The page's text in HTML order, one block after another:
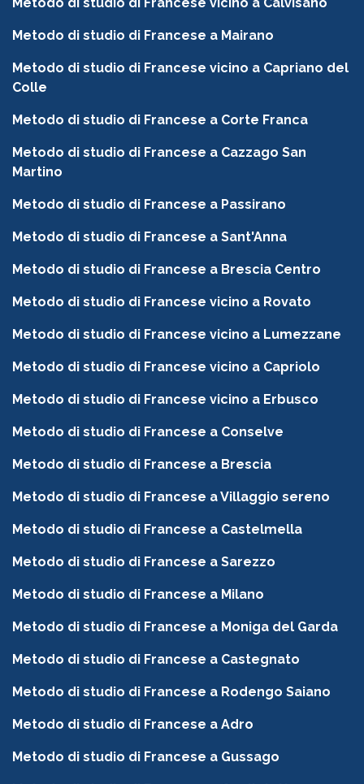
Metodo di studio di Francese a Mairano
Metodo di studio di Francese vicino a Capriano del
Colle
Metodo di studio di Francese a Corte Franca
Metodo di studio di Francese a Cazzago San
Martino
Metodo di studio di Francese a Passirano
Metodo di studio di Francese a Sant'Anna
Metodo di studio di Francese a Brescia Centro
Metodo di studio di Francese vicino a Rovato
Metodo di studio di Francese vicino a Lumezzane
Metodo di studio di Francese vicino a Capriolo
Metodo di studio di Francese vicino a Erbusco
Metodo di studio di Francese a Conselve
Metodo di studio di Francese a Brescia
Metodo di studio di Francese a Villaggio sereno
Metodo di studio di Francese a Castelmella
Metodo di studio di Francese a Sarezzo
Metodo di studio di Francese a Milano
Metodo di studio di Francese a Moniga del Garda
Metodo di studio di Francese a Castegnato
Metodo di studio di Francese a Rodengo Saiano
Metodo di studio di Francese a Adro
Metodo di studio di Francese a Gussago